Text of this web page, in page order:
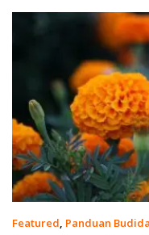
Featured, Panduan